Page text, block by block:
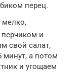
перец.
мелко,
и
свой салат,
минут, а потом
и угощаем